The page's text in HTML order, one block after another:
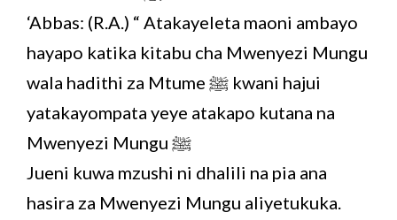
‘Abbas: (R.A.) “ Atakayeleta maoni ambayo
hayapo katika kitabu cha Mwenyezi Mungu
wala hadithi za Mtume ﷺ kwani hajui
yatakayompata yeye atakapo kutana na
Mwenyezi Mungu ﷺ
Jueni kuwa mzushi ni dhalili na pia ana
hasira za Mwenyezi Mungu aliyetukuka.